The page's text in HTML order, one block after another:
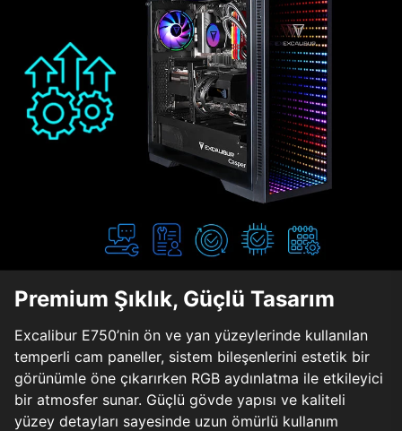
Premium Şıklık, Güçlü Tasarım
Excalibur E750’nin ön ve yan yüzeylerinde kullanılan
temperli cam paneller, sistem bileşenlerini estetik bir
görünümle öne çıkarırken RGB aydınlatma ile etkileyici
bir atmosfer sunar. Güçlü gövde yapısı ve kaliteli
yüzey detayları sayesinde uzun ömürlü kullanım